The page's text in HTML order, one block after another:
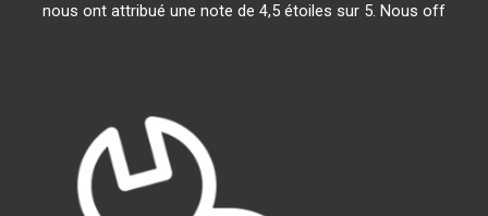
nous ont attribué une note de 4,5 étoiles sur 5. Nous off